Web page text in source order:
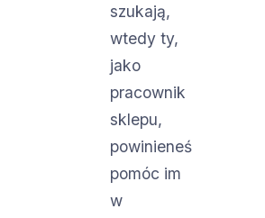
szukają,
wtedy ty,
jako
pracownik
sklepu,
powinieneś
pomóc im
w